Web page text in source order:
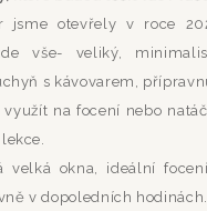
jsme otevřely v roce
vše- veliký,
s kávovarem,
využít na focení nebo
velká okna, ideální
v dopoledních hodinách.